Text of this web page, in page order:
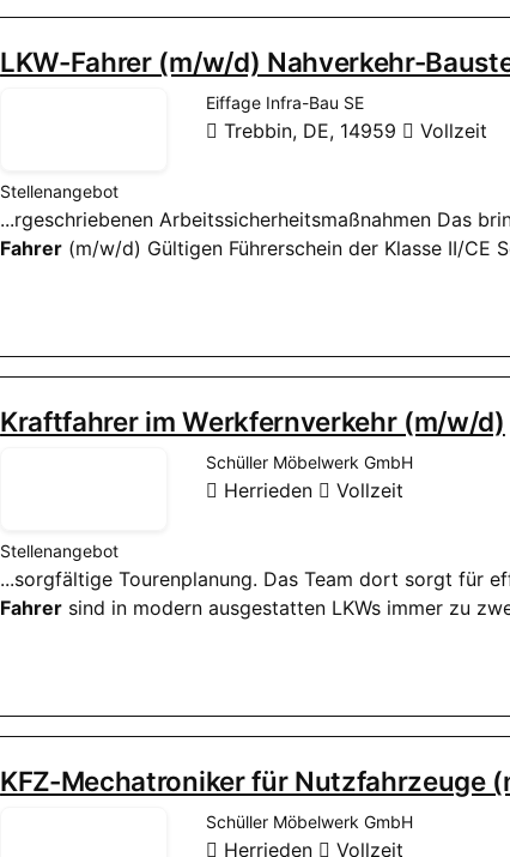
LKW-Fahrer (m/w/d) Nahverkehr-
Eiffage Infra-Bau SE
Trebbin, DE, 14959 Vollzeit
Stellenangebot
...rgeschriebenen Arbeitssicherheitsmaßnahmen Das
Fahrer (m/w/d) Gültigen Führerschein der Klasse II/CE
Kraftfahrer im Werkfernverkehr (m/w/d)
Schüller Möbelwerk GmbH
Herrieden Vollzeit
Stellenangebot
...sorgfältige Tourenplanung. Das Team dort sorgt für
Fahrer sind in modern ausgestatten LKWs immer zu
KFZ-Mechatroniker für Nutzfahrzeuge
Schüller Möbelwerk GmbH
Herrieden Vollzeit